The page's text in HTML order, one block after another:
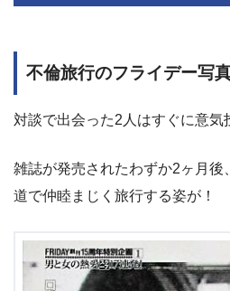
不倫旅行のフライデー写
対談で出会った2人はすぐに意気
雑誌が発売されたわずか2ヶ月後
道で仲睦まじく旅行する姿が！